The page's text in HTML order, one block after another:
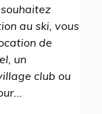
au ski, vous
de
un
club ou